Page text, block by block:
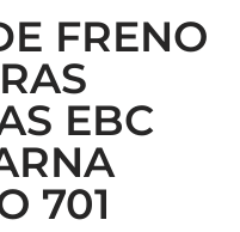
FRENO
EBC
701